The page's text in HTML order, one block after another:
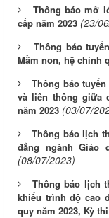
Thông báo mở
cấp năm 2023 (23/
Thông báo
Mầm non, hệ chính
Thông báo
và liên thông giữa
năm 2023 (03/07/
Thông báo lịch
đẳng ngành Giáo
(08/07/2023)
Thông báo lịch
khiếu trình độ cao
quy năm 2023, Kỳ